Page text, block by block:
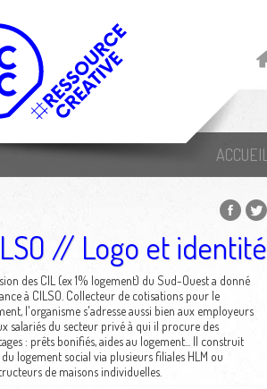
ACCUEIL
// Logo et identité
des CIL (ex 1% logement) du Sud-Ouest a donné
à CILSO. Collecteur de cotisations pour le
l'organisme s'adresse aussi bien aux employeurs
salariés du secteur privé à qui il procure des
: prêts bonifiés, aides au logement... Il construit
du logement social via plusieurs filiales HLM ou
de maisons individuelles.